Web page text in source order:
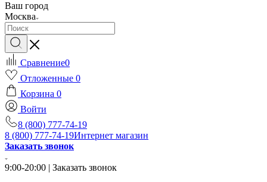
Ваш город
Москва
Сравнение0
Отложенные 0
Корзина 0
Войти
8 (800) 777-74-19
8 (800) 777-74-19Интернет магазин
Заказать звонок
9:00-20:00 | Заказать звонок